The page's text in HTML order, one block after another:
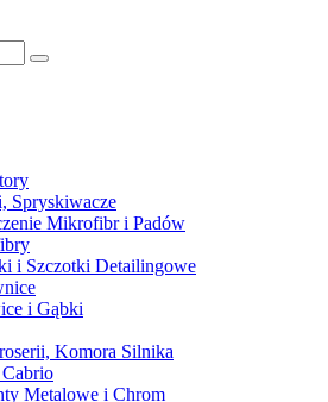
Spryskiwacze
Mikrofibr i Padów
i Szczotki Detailingowe
i Gąbki
Komora Silnika
Metalowe i Chrom